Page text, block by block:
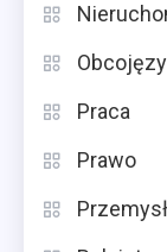
Praca
Prawo
Przemysł